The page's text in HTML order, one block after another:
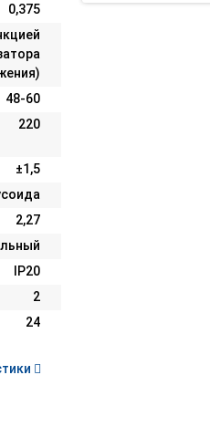
0,375
48-60
220
±1,5
2,27
IP20
2
24